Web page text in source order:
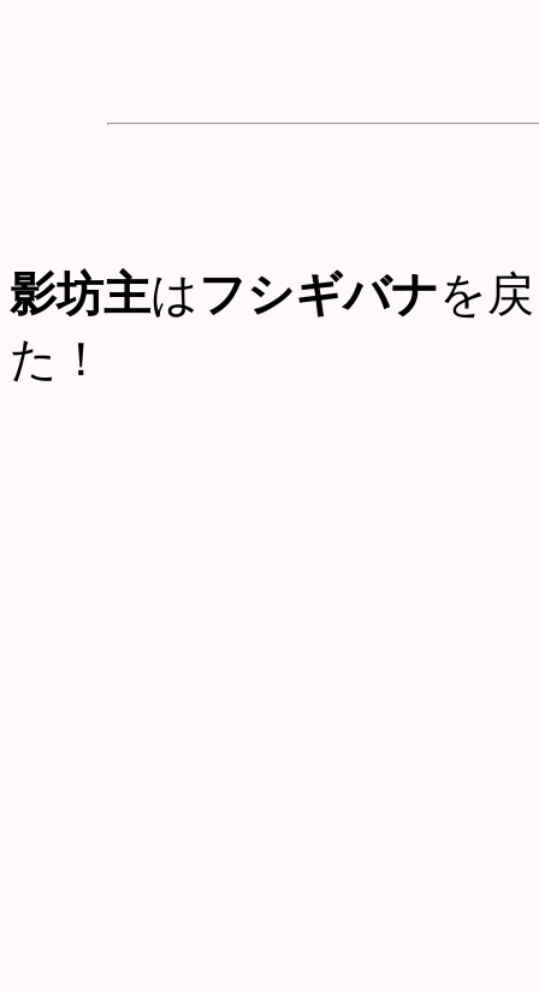
影坊主はフシギバナを
た！